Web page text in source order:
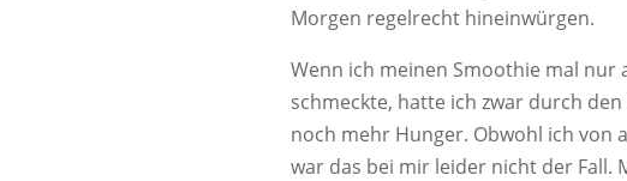
Morgen regelrecht hineinwürgen.
Wenn ich meinen Smoothie mal nur
schmeckte, hatte ich zwar durch
noch mehr Hunger. Obwohl ich von
war das bei mir leider nicht der Fall.